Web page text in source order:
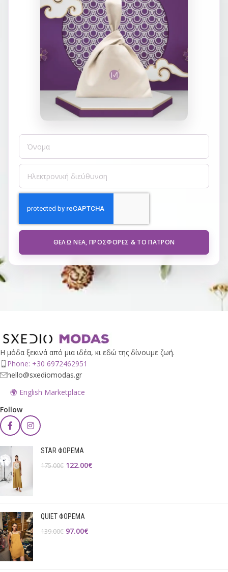
ΘΈΛΩ ΝΈΑ, ΠΡΟΣΦΟΡΈΣ & ΤΟ ΠΑΤΡΌΝ
Η μόδα ξεκινά από μια ιδέα, κι εδώ της δίνουμε ζωή.
Phone: +30 6972462951
hello@sxediomodas.gr
🌍 English Marketplace
Follow
STAR ΦΟΡΕΜΑ
175.00€ 122.00€
QUIET ΦΟΡΕΜΑ
139.00€ 97.00€